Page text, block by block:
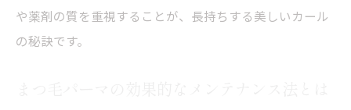
や薬剤の質を重視することが、長持ちする美しいカール
の秘訣です。